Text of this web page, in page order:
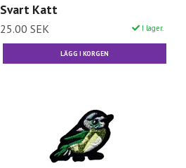
Svart Katt
25.00 SEK I lager.